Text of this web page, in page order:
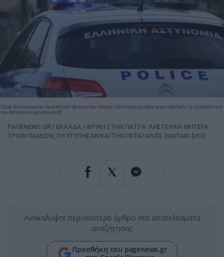
Πηγή Φωτογραφίας: eurokinissi/Φρίκη στην Πάτρα: Λήστεψαν μητέρα τριών παιδιών, τη χτύπησαν και
την πέταξαν σε χαντάκι [vid]
PAGENEWS.GR/ ΕΛΛΑΔΑ / ΦΡΙΚΗ ΣΤΗΝ ΠΑΤΡΑ: ΛΗΣΤΕΨΑΝ ΜΗΤΕΡΑ
ΤΡΙΩΝ ΠΑΙΔΙΩΝ, ΤΗ ΧΤΥΠΗΣΑΝ ΚΑΙ ΤΗΝ ΠΕΤΑΞΑΝ ΣΕ ΧΑΝΤΑΚΙ [VID]
Ανακαλύψτε περισσότερα άρθρα στα αποτελέσματα
αναζήτησης
Προσθήκη του pagenews.gr